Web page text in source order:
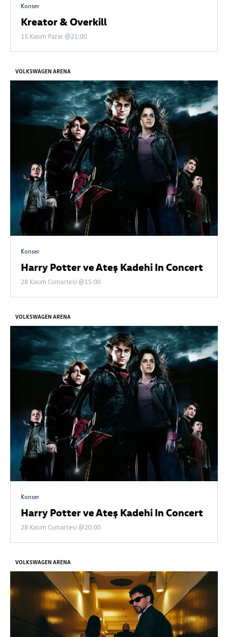
Konser
Kreator & Overkill
15 Kasım Pazar @21:00
VOLKSWAGEN ARENA
Konser
Harry Potter ve Ateş Kadehi In Concert
28 Kasım Cumartesi @15:00
VOLKSWAGEN ARENA
Konser
Harry Potter ve Ateş Kadehi In Concert
28 Kasım Cumartesi @20:00
VOLKSWAGEN ARENA